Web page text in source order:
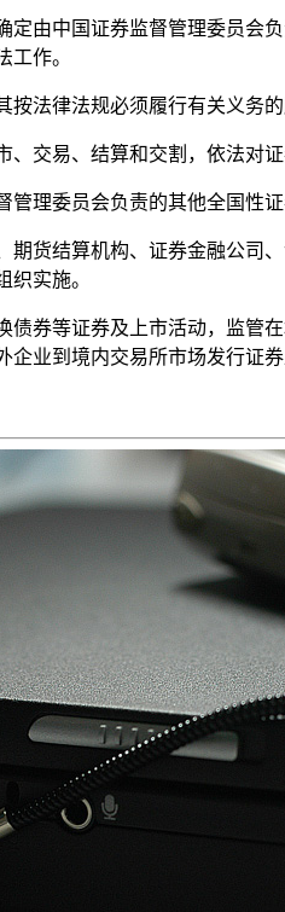
定由中国证券监督管理委员
作。
按法律法规必须履行有关义务
、交易、结算和交割，依法对
管理委员会负责的其他全国
期货结算机构、证券金融公
实施。
债券等证券及上市活动，监
业到境内交易所市场发行证